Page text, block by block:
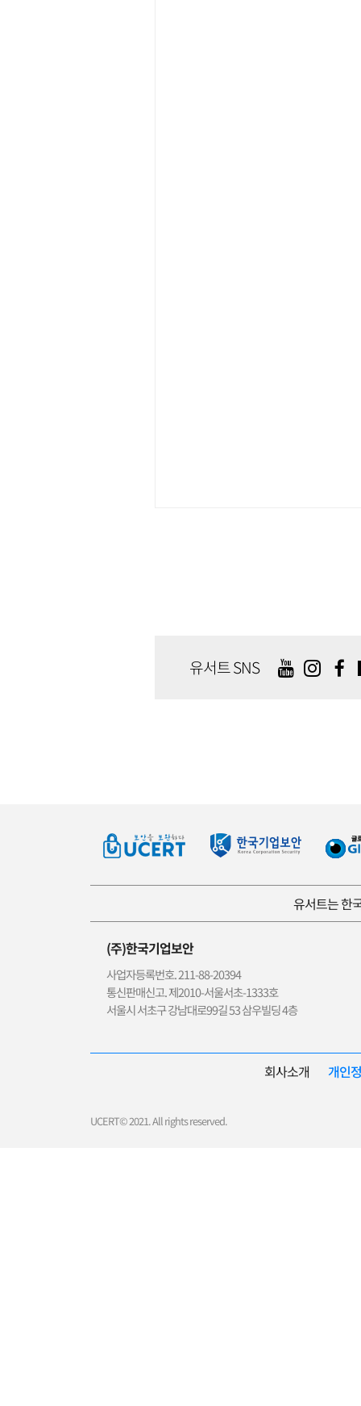
유서트 SNS
유서트는 한
(주)한국기업보안
사업자등록번호. 211-88-20394
통신판매신고. 제2010-서울서초-1333호
서울시 서초구 강남대로99길 53 삼우빌딩 4층
회사소개 개인
UCERT© 2021. All rights reserved.